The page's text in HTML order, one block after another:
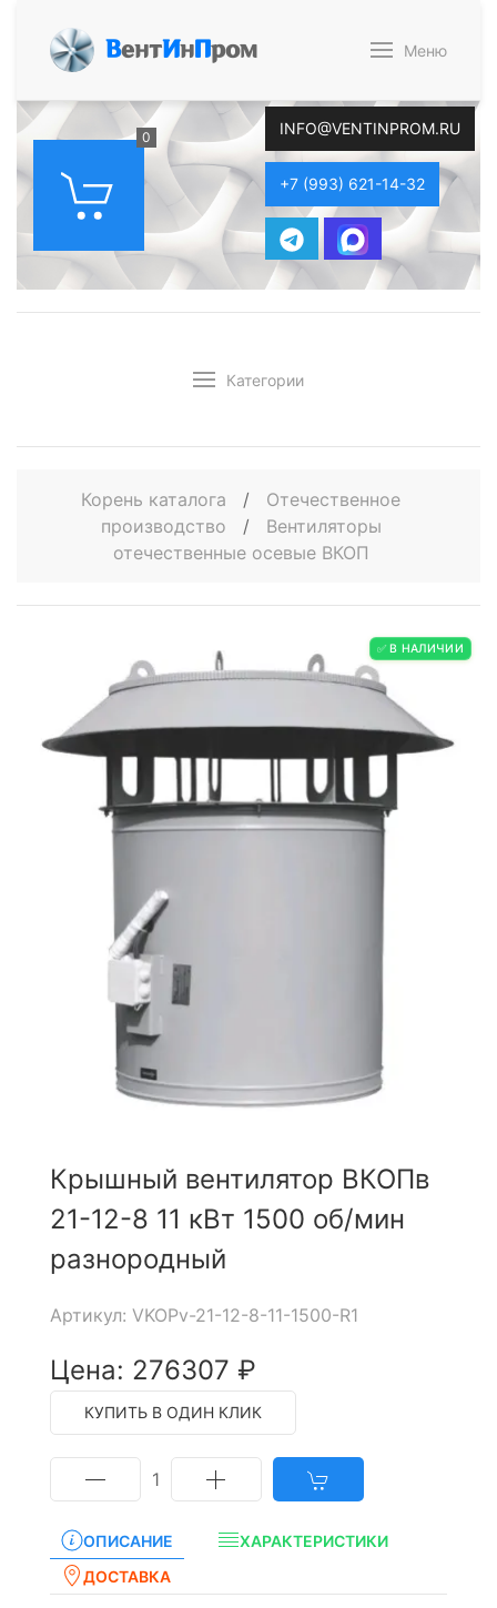
ВентИнПром Меню
0 INFO@VENTINPROM.RU
+7 (993) 621-14-32
Категории
Корень каталога /
Отечественное
производство
/
Вентиляторы
отечественные осевые ВКОП
✅ В НАЛИЧИИ
Крышный вентилятор ВКОПв
21-12-8 11 кВт 1500 об/мин
разнородный
Артикул: VKOPv-21-12-8-11-1500-R1
Цена: 276307 ₽
КУПИТЬ В ОДИН КЛИК
1
ОПИСАНИЕ
ХАРАКТЕРИСТИКИ
ДОСТАВКА